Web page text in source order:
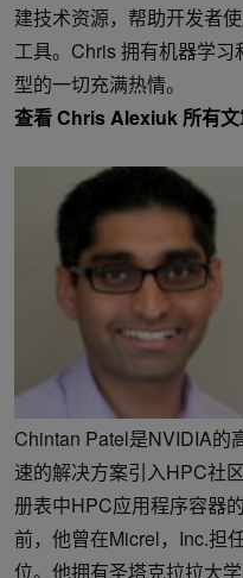
建技术资源，帮助开发者
工具。Chris 拥有机器学
型的一切充满热情。
查看 Chris Alexiuk 所有
Chintan Patel是NVIDIA的
速的解决方案引入HPC社
册表中HPC应用程序容器
前，他曾在Micrel，Inc.担
位。他拥有圣塔克拉拉大